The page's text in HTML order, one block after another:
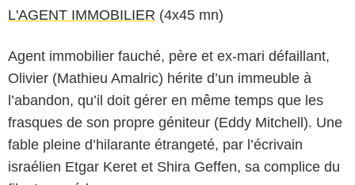
L'AGENT IMMOBILIER (4x45 mn)
Agent immobilier fauché, père et ex-mari défaillant,
Olivier (Mathieu Amalric) hérite d’un immeuble à
l’abandon, qu’il doit gérer en même temps que les
frasques de son propre géniteur (Eddy Mitchell). Une
fable pleine d’hilarante étrangeté, par l’écrivain
israélien Etgar Keret et Shira Geffen, sa complice du